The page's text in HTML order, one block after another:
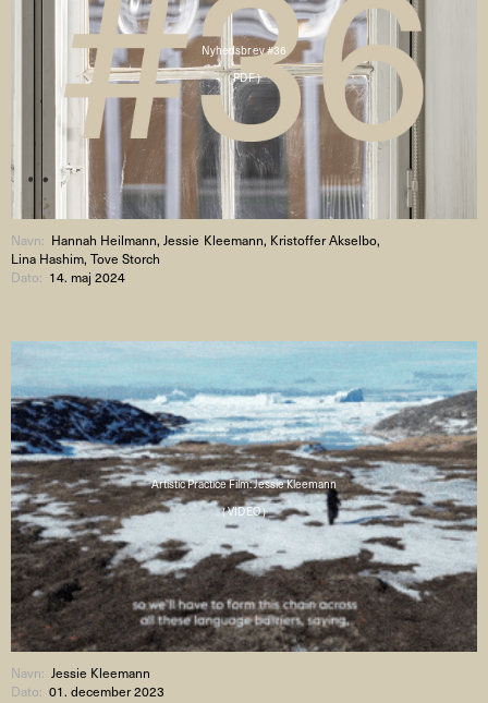
Nyhedsbrev #36
( PDF )
Navn: Hannah Heilmann, Jessie Kleemann, Kristoffer Akselbo,
Lina Hashim, Tove Storch
Dato: 14. maj 2024
Artistic Practice Film: Jessie Kleemann
( VIDEO )
Navn:Jessie Kleemann
Dato:01. december 2023